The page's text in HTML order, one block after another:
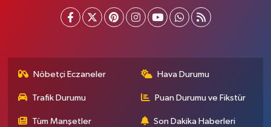
Nöbetçi Eczaneler Hava Durumu
Trafik Durumu Puan Durumu ve Fikstür
Tüm Manşetler Son Dakika Haberleri